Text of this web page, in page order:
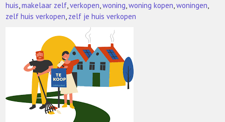
huis,makelaar zelf,verkopen,woning,woning kopen,woningen,
zelf huis verkopen, zelf je huis verkopen